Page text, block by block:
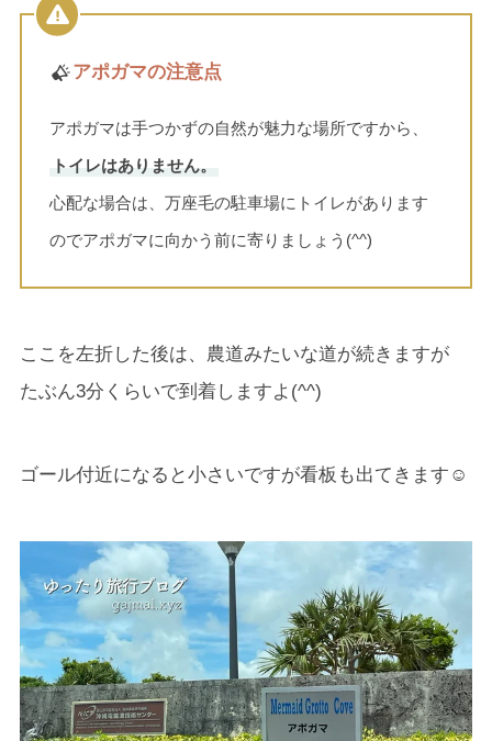
アポガマの注意点
アポガマは手つかずの自然が魅力な場所ですから、
トイレはありません。
心配な場合は、万座毛の駐車場にトイレがあります
のでアポガマに向かう前に寄りましょう(^^)
ここを左折した後は、農道みたいな道が続きますが
たぶん3分くらいで到着しますよ(^^)
ゴール付近になると小さいですが看板も出てきます☺